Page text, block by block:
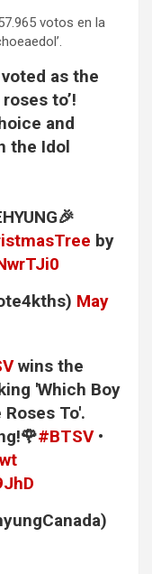
votos en la
as the
to’!
and
the Idol
by
May
wins the
'Which Boy
Roses To'.
#BTSV•